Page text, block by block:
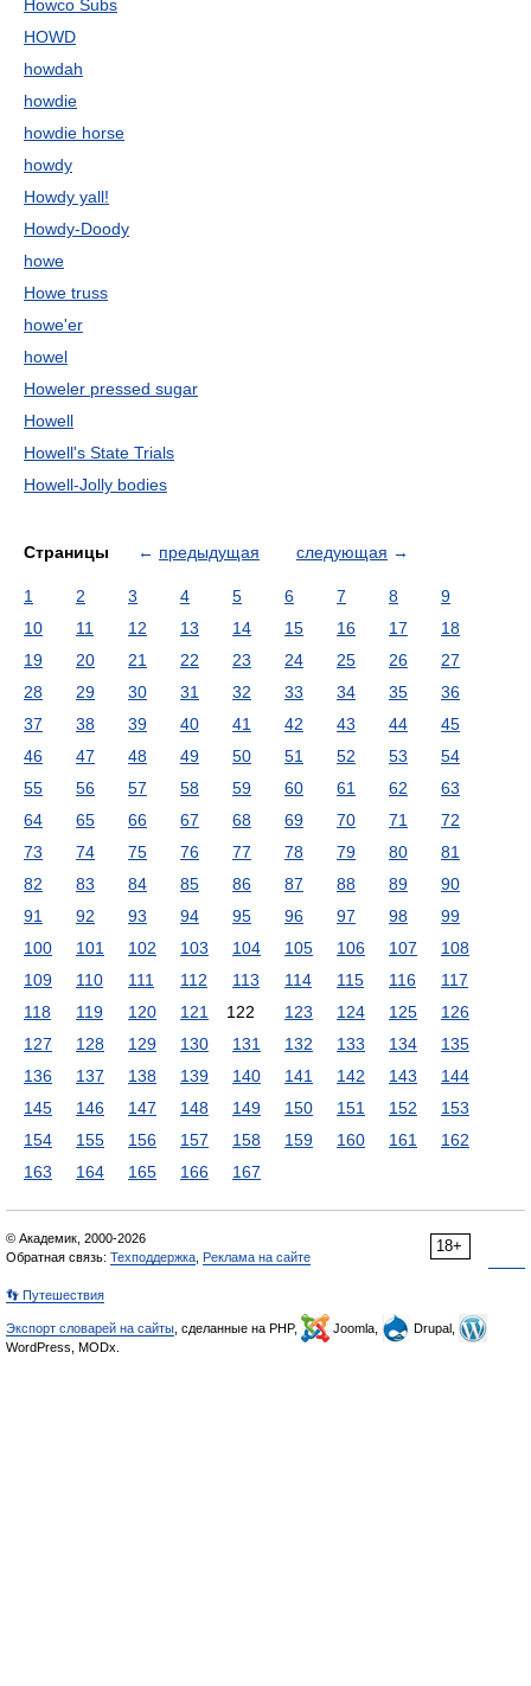
Howco Subs
HOWD
howdah
howdie
howdie horse
howdy
Howdy yall!
Howdy-Doody
howe
Howe truss
howe'er
howel
Howeler pressed sugar
Howell
Howell's State Trials
Howell-Jolly bodies
Страницы ← предыдущая следующая →
1 2 3 4 5 6 7 8
9
10
11 12 13 14 15 16 17
18
19
20 21 22 23 24 25 26
27
28
29 30 31 32 33 34 35
36
37
38 39 40 41 42 43 44
45
46
47 48 49 50 51 52 53
54
55
56 57 58 59 60 61 62
63
64
65 66 67 68 69 70 71
72
73
74 75 76 77 78 79 80
81
82
83 84 85 86 87 88 89
90
91
92 93 94 95 96 97 98
99
100
101 102 103 104 105 106 107
108
109
110 111 112 113 114 115 116
117
118
119 120 121 122 123 124 125
126
127
128 129 130 131 132 133 134
135
136
137 138 139 140 141 142 143
144
145
146 147 148 149 150 151 152
153
154
155 156 157 158 159 160 161
162
163
164 165 166 167
18+
© Академик, 2000-2026
Обратная связь: Техподдержка Реклама на сайте
👣 Путешествия
Экспорт словарей на сайты , сделанные на PHP, Joomla,
Drupal,
WordPress, MODx.